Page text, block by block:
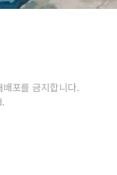
포를 금지합니다.